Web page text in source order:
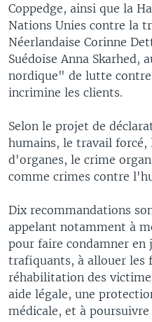
Coppedge, ainsi que la
Nations Unies contre la
Néerlandaise Corinne
Suédoise Anna Skarhed,
nordique" de lutte
incrimine les clients.
Selon le projet de
humains, le travail
d'organes, le crime
comme crimes contre
Dix recommandations
appelant notamment à
pour faire condamner en
trafiquants, à allouer les
réhabilitation des
aide légale, une
médicale, et à